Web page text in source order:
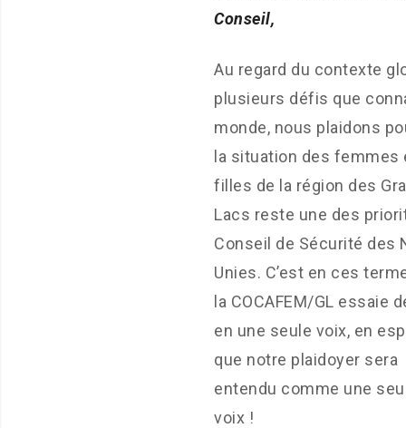
Conseil,
Au regard du contexte
plusieurs défis que
monde, nous plaidons
la situation des femmes
filles de la région des
Lacs reste une des
Conseil de Sécurité des
Unies. C’est en ces
la COCAFEM/GL essaie
en une seule voix, en
que notre plaidoyer sera
entendu comme une
voix !